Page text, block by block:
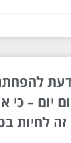
יום – כי
לחיות